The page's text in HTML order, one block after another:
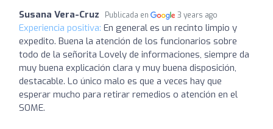
Susana Vera-Cruz Publicada en 3 years ago
Experiencia positiva: En general es un recinto limpio y
expedito. Buena la atención de los funcionarios sobre
todo de la señorita Lovely de informaciones, siempre da
muy buena explicación clara y muy buena disposición,
destacable. Lo único malo es que a veces hay que
esperar mucho para retirar remedios o atención en el
SOME.